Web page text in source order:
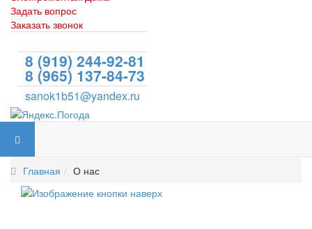
Задать вопрос
Заказать звонок
8 (919) 244-92-81
8 (965) 137-84-73
sanok1b51@yandex.ru
Главная О нас